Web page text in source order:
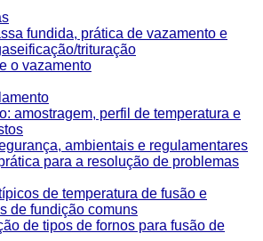
fundida, prática de vazamento e
trituração
o vazamento
amostragem, perfil de temperatura e
ambientais e regulamentares
para a resolução de problemas
de temperatura de fusão e
de fundição comuns
de tipos de fornos para fusão de